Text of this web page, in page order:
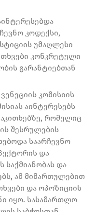
კოდექსი,
უმაღლესი
კონკრეტული
გარანტიებთან
კომისიის
აინტერესებს
რომელიც
შესრულების
საარჩევნო
და
საქმიანობას და
ამ მიმართულებით
და ოპოზიციის
იყო. სასამართლო